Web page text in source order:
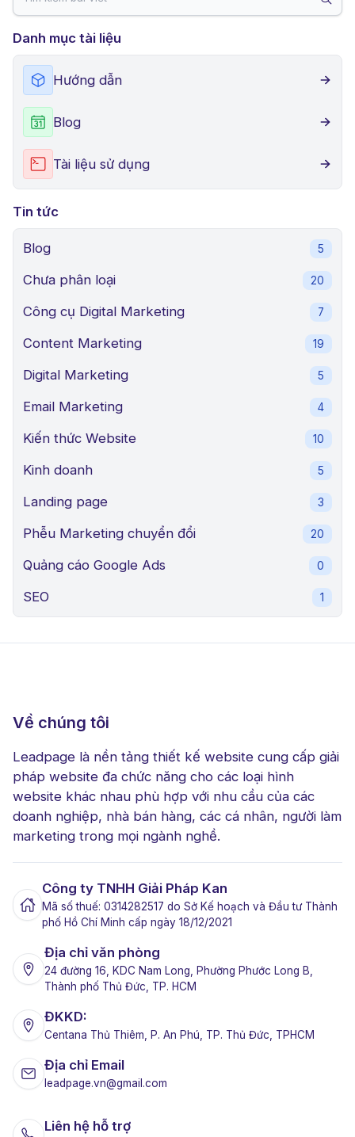
Danh mục tài liệu
Hướng dẫn
Blog
Tài liệu sử dụng
Tin tức
Blog 5
Chưa phân loại 20
Công cụ Digital Marketing 7
Content Marketing 19
Digital Marketing 5
Email Marketing 4
Kiến thức Website 10
Kinh doanh 5
Landing page 3
Phễu Marketing chuyển đổi 20
Quảng cáo Google Ads 0
SEO 1
Về chúng tôi
Leadpage là nền tảng thiết kế website cung cấp giải
pháp website đa chức năng cho các loại hình
website khác nhau phù hợp với nhu cầu của các
doanh nghiệp, nhà bán hàng, các cá nhân, người làm
marketing trong mọi ngành nghề.
Công ty TNHH Giải Pháp Kan
Mã số thuế: 0314282517 do Sở Kế hoạch và Đầu tư Thành
phố Hồ Chí Minh cấp ngày 18/12/2021
Địa chỉ văn phòng
24 đường 16, KDC Nam Long, Phường Phước Long B,
Thành phố Thủ Đức, TP. HCM
ĐKKD:
Centana Thủ Thiêm, P. An Phú, TP. Thủ Đức, TPHCM
Địa chỉ Email
leadpage.vn@gmail.com
Liên hệ hỗ trợ